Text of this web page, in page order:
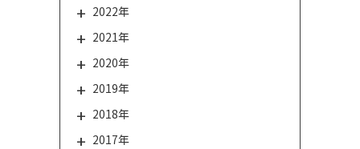
2022年
2021年
2020年
2019年
2018年
2017年